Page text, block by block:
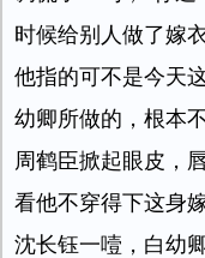
时候给别人做了嫁
他指的可不是今天
幼卿所做的，根本
周鹤臣掀起眼皮，
看他不穿得下这身
沈长钰一噎，白幼